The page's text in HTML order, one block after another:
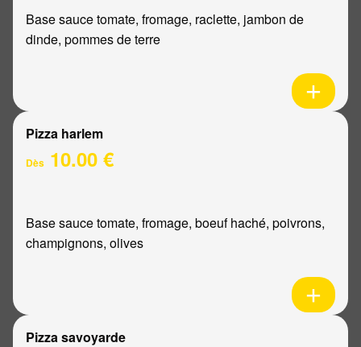
Base sauce tomate, fromage, raclette, jambon de
dinde, pommes de terre
Pizza harlem
Dès 10.00 €
Base sauce tomate, fromage, boeuf haché, poivrons,
champignons, olives
Pizza savoyarde